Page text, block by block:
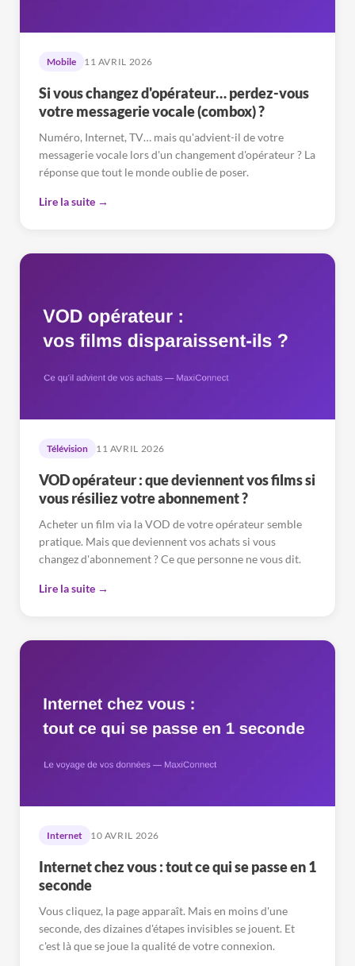
Mobile 11 AVRIL 2026
Si vous changez d'opérateur… perdez-vous
votre messagerie vocale (combox) ?
Numéro, Internet, TV… mais qu'advient-il de votre
messagerie vocale lors d'un changement d'opérateur ? La
réponse que tout le monde oublie de poser.
Lire la suite →
Télévision 11 AVRIL 2026
VOD opérateur : que deviennent vos films si
vous résiliez votre abonnement ?
Acheter un film via la VOD de votre opérateur semble
pratique. Mais que deviennent vos achats si vous
changez d'abonnement ? Ce que personne ne vous dit.
Lire la suite →
Internet 10 AVRIL 2026
Internet chez vous : tout ce qui se passe en 1
seconde
Vous cliquez, la page apparaît. Mais en moins d'une
seconde, des dizaines d'étapes invisibles se jouent. Et
c'est là que se joue la qualité de votre connexion.